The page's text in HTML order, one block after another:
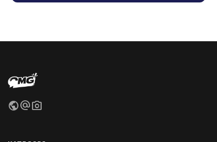
publicalternate_emailphoto_camera